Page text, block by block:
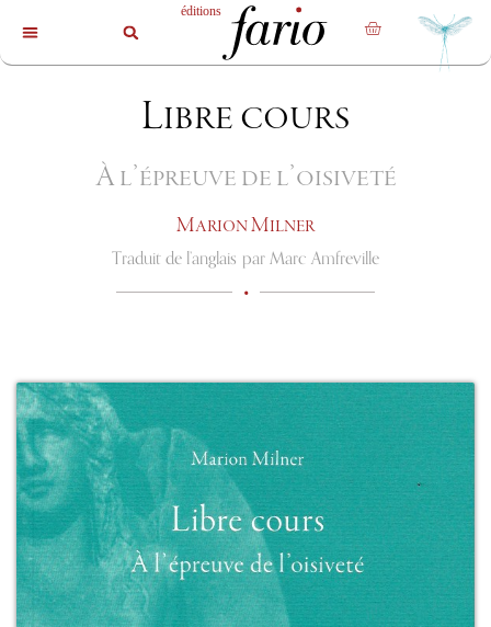
Libre cours
À l’épreuve de l’oisiveté
Marion Milner
Traduit de l’anglais par Marc Amfreville
•